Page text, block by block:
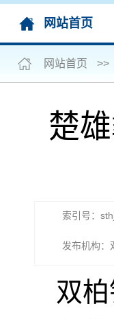
网站首页
网站首页 >>
楚
索引号：
发布机构：
双